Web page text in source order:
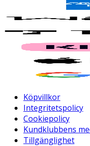
Köpvillkor
Integritetspolicy
Cookiepolicy
Kundklubbens
Tillgänglighet